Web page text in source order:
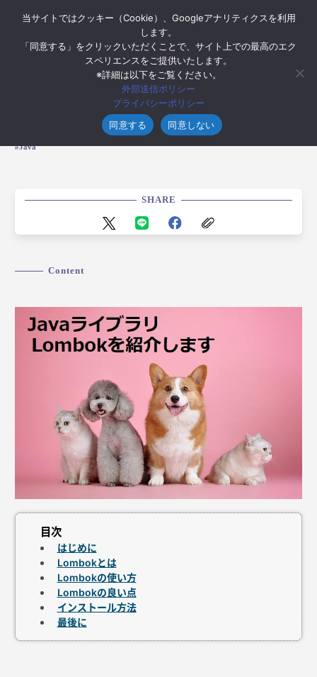
Javaの便利ライブラリ「lombok」
Java
SHARE
Content
はじめに
Lombokとは
Lombokの使い方
Lombokの良い点
インストール方法
最後に
当サイトではクッキー（Cookie）、Googleアナリティクスを利用
します。
「同意する」をクリックいただくことで、サイト上での最高のエク
スペリエンスをご提供いたします。
※詳細は以下をご覧ください。
外部送信ポリシー
プライバシーポリシー
同意する
同意しない